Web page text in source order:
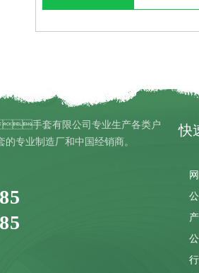
手套有限公司专业生产各类户
专业制造厂和中国经销商。
快